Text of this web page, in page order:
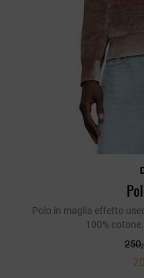
Polo in maglia effetto
100%